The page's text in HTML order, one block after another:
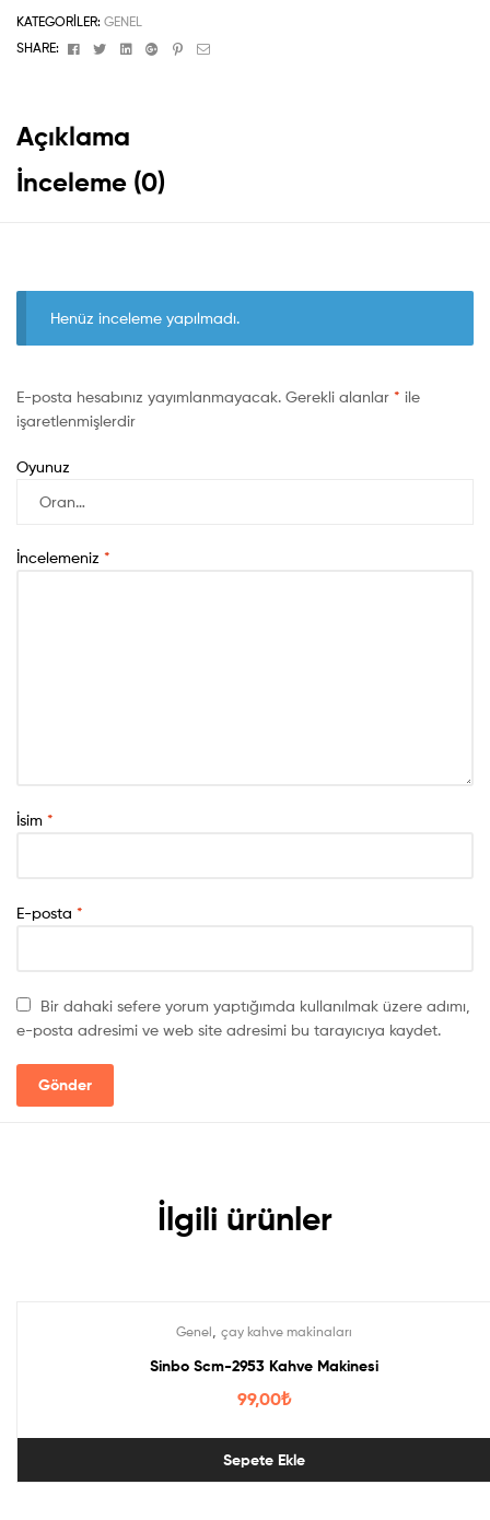
KATEGORILER: GENEL
SHARE:
FacebookTwitterLinkedinGoogle+Pinterest
Email
Açıklama
İnceleme (0)
Henüz inceleme yapılmadı.
E-posta hesabınız yayımlanmayacak. Gerekli alanlar * ile
işaretlenmişlerdir
Oyunuz
İncelemeniz *
İsim *
E-posta *
Bir dahaki sefere yorum yaptığımda kullanılmak üzere adımı,
e-posta adresimi ve web site adresimi bu tarayıcıya kaydet.
İlgili ürünler
Genel çay kahve makinaları
Sinbo Scm-2953 Kahve Makinesi
99,00₺
Sepete Ekle